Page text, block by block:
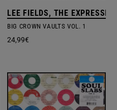
LEE FIELDS, THE
BIG CROWN VAULTS VOL. 1
24,99€